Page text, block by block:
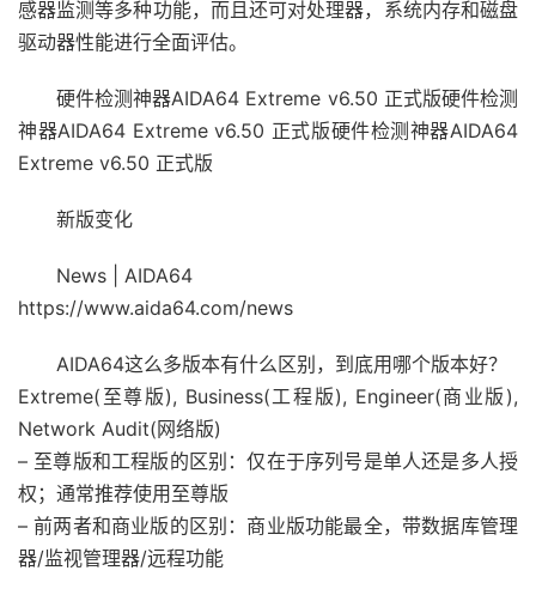
感器监测等多种功能，而且还可对处理器，系统内存和磁盘
驱动器性能进行全面评估。
硬件检测神器AIDA64 Extreme v6.50 正式版硬件检测
神器AIDA64 Extreme v6.50 正式版硬件检测神器AIDA64
Extreme v6.50 正式版
新版变化
News | AIDA64
https://www.aida64.com/news
AIDA64这么多版本有什么区别，到底用哪个版本好？
Extreme(至尊版), Business(工程版), Engineer(商业版),
Network Audit(网络版)
– 至尊版和工程版的区别：仅在于序列号是单人还是多人授
权；通常推荐使用至尊版
– 前两者和商业版的区别：商业版功能最全，带数据库管理
器/监视管理器/远程功能